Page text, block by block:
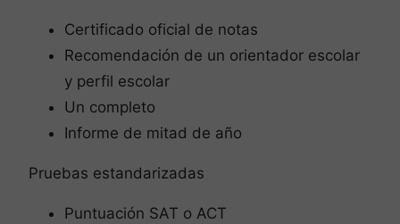
Certificado oficial de notas
Recomendación de un orientador escolar
y perfil escolar
Un completo
Informe de mitad de año
Pruebas estandarizadas
Puntuación SAT o ACT